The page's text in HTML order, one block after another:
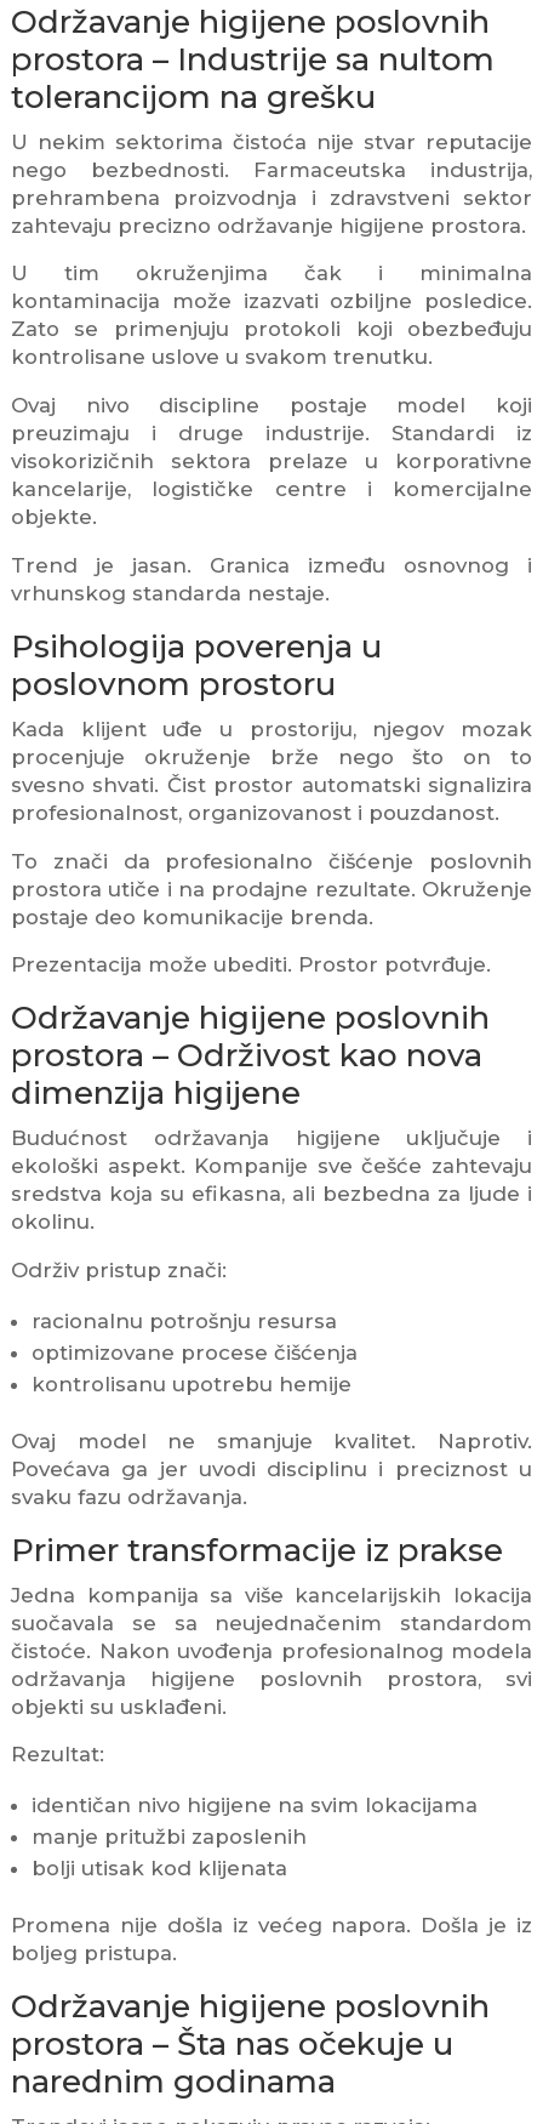
Održavanje higijene poslovnih
prostora – Industrije sa nultom
tolerancijom na grešku
U nekim sektorima čistoća nije stvar reputacije
nego bezbednosti. Farmaceutska industrija,
prehrambena proizvodnja i zdravstveni sektor
zahtevaju precizno održavanje higijene prostora.
U tim okruženjima čak i minimalna
kontaminacija može izazvati ozbiljne posledice.
Zato se primenjuju protokoli koji obezbeđuju
kontrolisane uslove u svakom trenutku.
Ovaj nivo discipline postaje model koji
preuzimaju i druge industrije. Standardi iz
visokorizičnih sektora prelaze u korporativne
kancelarije, logističke centre i komercijalne
objekte.
Trend je jasan. Granica između osnovnog i
vrhunskog standarda nestaje.
Psihologija poverenja u
poslovnom prostoru
Kada klijent uđe u prostoriju, njegov mozak
procenjuje okruženje brže nego što on to
svesno shvati. Čist prostor automatski signalizira
profesionalnost, organizovanost i pouzdanost.
To znači da profesionalno čišćenje poslovnih
prostora utiče i na prodajne rezultate. Okruženje
postaje deo komunikacije brenda.
Prezentacija može ubediti. Prostor potvrđuje.
Održavanje higijene poslovnih
prostora – Održivost kao nova
dimenzija higijene
Budućnost održavanja higijene uključuje i
ekološki aspekt. Kompanije sve češće zahtevaju
sredstva koja su efikasna, ali bezbedna za ljude i
okolinu.
Održiv pristup znači:
racionalnu potrošnju resursa
optimizovane procese čišćenja
kontrolisanu upotrebu hemije
Ovaj model ne smanjuje kvalitet. Naprotiv.
Povećava ga jer uvodi disciplinu i preciznost u
svaku fazu održavanja.
Primer transformacije iz prakse
Jedna kompanija sa više kancelarijskih lokacija
suočavala se sa neujednačenim standardom
čistoće. Nakon uvođenja profesionalnog modela
održavanja higijene poslovnih prostora, svi
objekti su usklađeni.
Rezultat:
identičan nivo higijene na svim lokacijama
manje pritužbi zaposlenih
bolji utisak kod klijenata
Promena nije došla iz većeg napora. Došla je iz
boljeg pristupa.
Održavanje higijene poslovnih
prostora – Šta nas očekuje u
narednim godinama